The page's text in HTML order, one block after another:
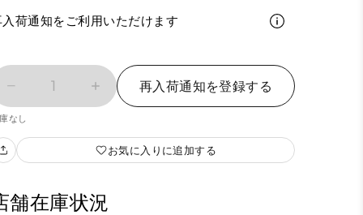
入荷通知をご利用いただけます
1 再入荷通知を登録する
なし
お気に入りに追加する
舗在庫状況